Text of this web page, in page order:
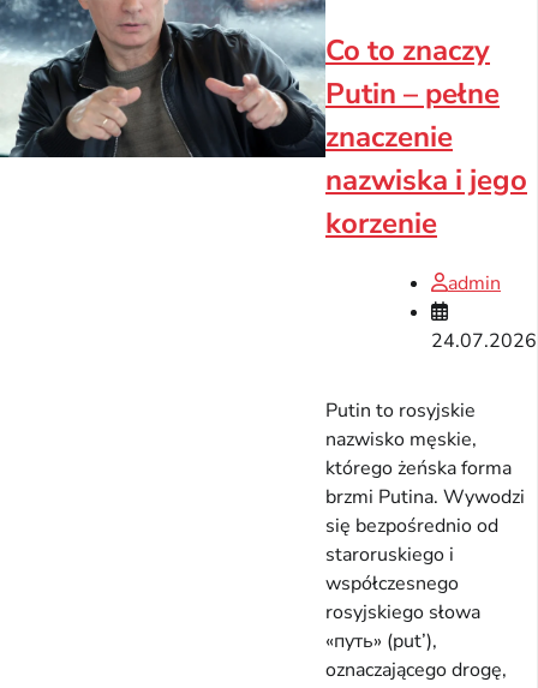
Co to znaczy
Putin – pełne
znaczenie
nazwiska i jego
korzenie
admin
24.07.2026
Putin to rosyjskie
nazwisko męskie,
którego żeńska forma
brzmi Putina. Wywodzi
się bezpośrednio od
staroruskiego i
współczesnego
rosyjskiego słowa
«путь» (put’),
oznaczającego drogę,